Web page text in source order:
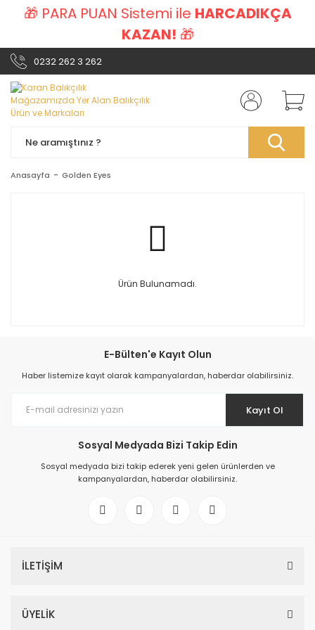
🎁 PARA PUAN Sistemi ile HARCADIKÇA
KAZAN! 🎁
0232 262 3 262
Anasayfa Golden Eyes
Ürün Bulunamadı.
E-Bülten'e Kayıt Olun
Haber listemize kayıt olarak kampanyalardan, haberdar olabilirsiniz.
Kayıt Ol
Sosyal Medyada Bizi Takip Edin
Sosyal medyada bizi takip ederek yeni gelen ürünlerden ve
kampanyalardan, haberdar olabilirsiniz.
İLETİŞİM
ÜYELİK